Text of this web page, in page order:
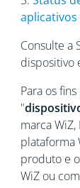
aplicativos
Consulte a
dispositivo
Para os
"
marca
plataforma
produto e
WiZ ou